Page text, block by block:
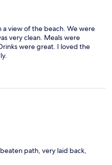
view of the beach. We were
very clean. Meals were
were great. I loved the
path, very laid back,